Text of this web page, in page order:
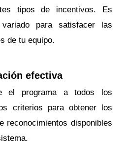
tipos de incentivos. Es
para satisfacer las
de tu equipo.
efectiva
el programa a todos los
criterios para obtener los
reconocimientos disponibles